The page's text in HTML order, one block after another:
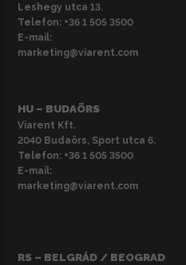
Leshegy utca 13.
Telefon: +36 1 505 3500
E-mail:
marketing@viarent.com
HU – BUDAÖRS
Viarent Kft.
2040 Budaörs, Sport utca 6.
Telefon: +36 1 505 3500
E-mail:
marketing@viarent.com
RS – BELGRÁD / BEOGRAD